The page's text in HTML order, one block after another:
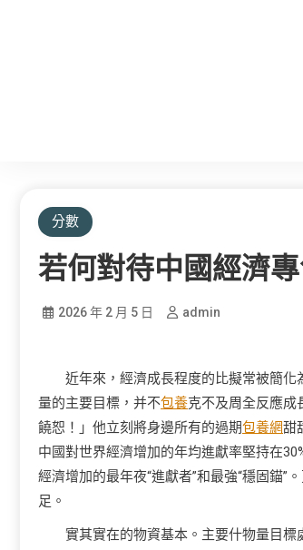
分數
若何對待中國經濟
2026 年 2 月 5 日 admin
近年來，經濟成長程度的比擬常被簡化
量的主要目標，并不包養克不及周全反應成
饒恕！」他立刻將身邊所有的過期包養網甜
中國對世界經濟增加的年均進獻率堅持在
經濟增加的最年夜“進獻者”和最強“穩固錨
足。
實其實在的物資基本。主要什物量目標